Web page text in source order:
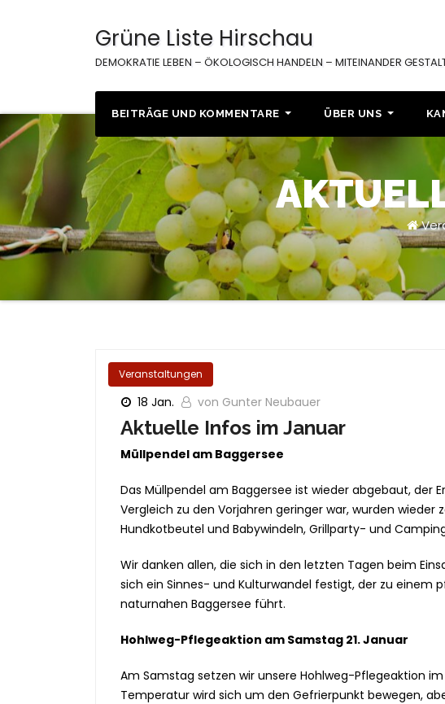
Grüne Liste Hirschau
DEMOKRATIE LEBEN – ÖKOLOGISCH HANDELN – MITEINANDER
BEITRÄGE UND KOMMENTARE ÜBER UNS
Veranstaltungen
18 Jan. von Gunter Neubauer
Aktuelle Infos im Januar
Müllpendel am Baggersee
Das Müllpendel am Baggersee ist wieder abgebaut, der
Vergleich zu den Vorjahren geringer war, wurden wieder
Hundkotbeutel und Babywindeln, Grillparty- und
Wir danken allen, die sich in den letzten Tagen beim
sich ein Sinnes- und Kulturwandel festigt, der zu einem
naturnahen Baggersee führt.
Hohlweg-Pflegeaktion am Samstag 21. Januar
Am Samstag setzen wir unsere Hohlweg-Pflegeaktion
Temperatur wird sich um den Gefrierpunkt bewegen,